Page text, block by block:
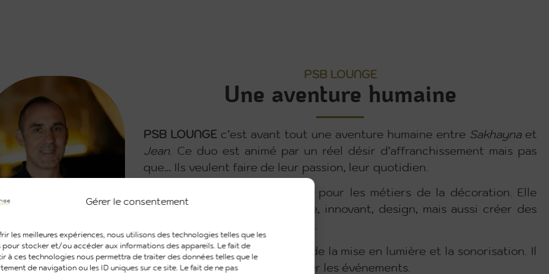
Gérer le consentement
les meilleures expériences, nous utilisons des technologies telles que les
pour stocker et/ou accéder aux informations des appareils. Le fait de
à ces technologies nous permettra de traiter des données telles que le
de navigation ou les ID uniques sur ce site. Le fait de ne pas
PSB LOUNGE
Une aventure humaine
PSB LOUNGE c’est avant tout une aventure humaine entre Sakhaynaet
Jean. Ce duo est animé par un réel désir d’affranchissement mais pas
que… Ils veulent faire de leur passion, leur quotidien.
a un goût prononcé pour les métiers de la décoration. Elle
aime dénicher le produit noble, innovant, design, mais aussi créer des
univers aux décors surprenants.
Jean, excelle dans le domaine de la mise en lumière et la sonorisation. Il
a un véritable don pour sublimer les événements.